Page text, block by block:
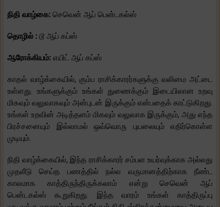
நிதி வாழ்கை: செவென் ஆப் பென்டகல்ஸ்
தொழில் : டூ ஆப் கப்ஸ்
ஆரோக்கியம்: எயிட் ஆப் கப்ஸ்
காதல் வாழ்க்கையில், கும்ப ராசிக்காரர்களுக்கு வலிமை அட்டை
உள்ளது. உங்களுக்கும் உங்கள் துணைக்கும் இடையிலான உறவு
மிகவும் வலுவாகவும் அன்புடன் இருக்கும் என்பதைக் காட்டுகிறது.
உங்கள் உறவின் அடித்தளம் மிகவும் வலுவாக இருக்கும், அது எந்த
பிரச்சனையும் இல்லாமல் ஒவ்வொரு புயலையும் எதிர்கொள்ள
முடியும்.
நிதி வாழ்க்கையில், இந்த ராசிக்காரர் சம்பள உயர்வுக்காக அல்லது
முதலீடு செய்த பணத்தில் நல்ல வருமானத்திற்காக நீண்ட
காலமாக காத்திருந்திருக்கலாம் என்று செவென் ஆப்
பென்டகல்ஸ் கூறுகிறது. இந்த வாரம் உங்கள் காத்திருப்பு